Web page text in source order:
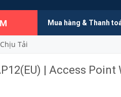
Mua hàng & Thanh
Tải
| Access Point